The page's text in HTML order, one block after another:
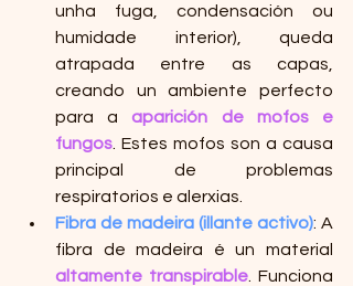
unha fuga, condensación ou
humidade interior), queda
atrapada entre as capas,
creando un ambiente perfecto
para a aparición de mofos e
fungos . Estes mofos son a causa
principal de problemas
respiratorios e alerxias.
Fibra de madeira (illante activo): A
altamente transpirable . Funciona